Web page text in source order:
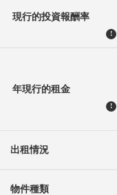
現行的投資報酬率
!
年現行的租金
!
出租情況
物件種類